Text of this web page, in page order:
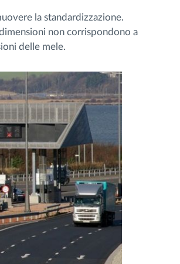
la standardizzazione.
non corrispondono a
delle mele.